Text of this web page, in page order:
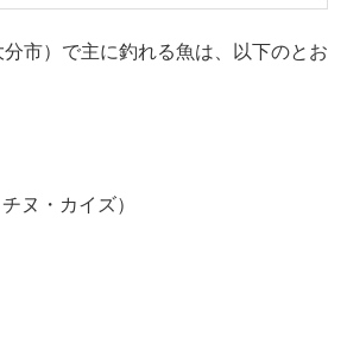
市）で主に釣れる魚は、以下のとお
ヌ・カイズ）